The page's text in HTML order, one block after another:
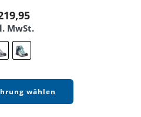
MwSt.
wählen